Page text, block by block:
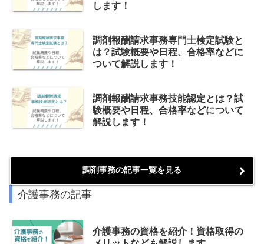
します！
調剤報酬請求事務専門士検定試験と
は？試験概要や日程、合格率などに
ついて解説します！
調剤報酬請求事務技能認定とは？試
験概要や日程、合格率などについて
解説します！
調剤事務の記事一覧を見る
介護事務の記事
介護事務の資格を紹介！資格取得の